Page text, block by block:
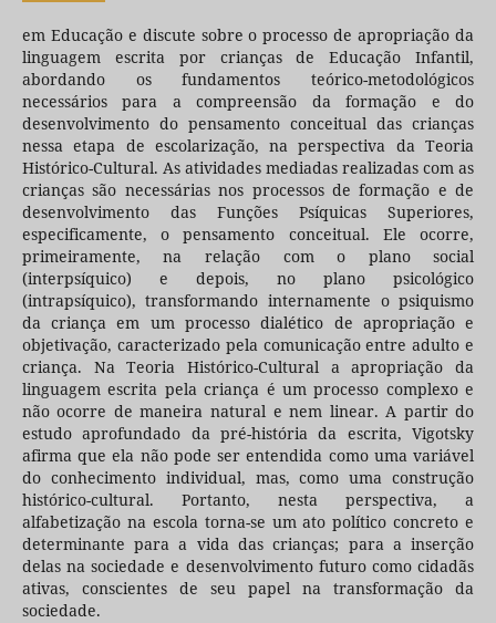
em Educação e discute sobre o processo de apropriação da
linguagem escrita por crianças de Educação Infantil,
abordando os fundamentos teórico-metodológicos
necessários para a compreensão da formação e do
desenvolvimento do pensamento conceitual das crianças
nessa etapa de escolarização, na perspectiva da Teoria
Histórico-Cultural. As atividades mediadas realizadas com as
crianças são necessárias nos processos de formação e de
desenvolvimento das Funções Psíquicas Superiores,
especificamente, o pensamento conceitual. Ele ocorre,
primeiramente, na relação com o plano social
(interpsíquico) e depois, no plano psicológico
(intrapsíquico), transformando internamente o psiquismo
da criança em um processo dialético de apropriação e
objetivação, caracterizado pela comunicação entre adulto e
criança. Na Teoria Histórico-Cultural a apropriação da
linguagem escrita pela criança é um processo complexo e
não ocorre de maneira natural e nem linear. A partir do
estudo aprofundado da pré-história da escrita, Vigotsky
afirma que ela não pode ser entendida como uma variável
do conhecimento individual, mas, como uma construção
histórico-cultural. Portanto, nesta perspectiva, a
alfabetização na escola torna-se um ato político concreto e
determinante para a vida das crianças; para a inserção
delas na sociedade e desenvolvimento futuro como cidadãs
ativas, conscientes de seu papel na transformação da
sociedade.